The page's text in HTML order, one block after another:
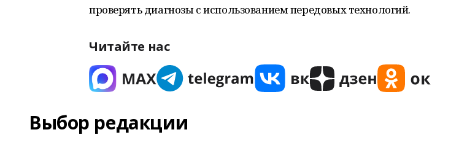
проверять диагнозы с использованием передовых технологий.
Читайте нас
Выбор редакции